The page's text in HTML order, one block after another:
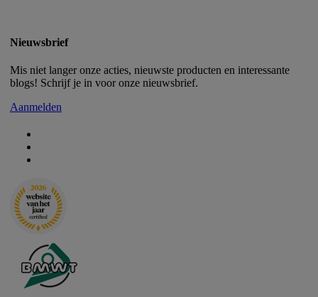
Nieuwsbrief
Mis niet langer onze acties, nieuwste producten en interessante
blogs! Schrijf je in voor onze nieuwsbrief.
Aanmelden